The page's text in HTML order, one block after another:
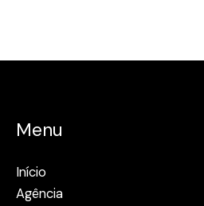
Menu
Início
Agência